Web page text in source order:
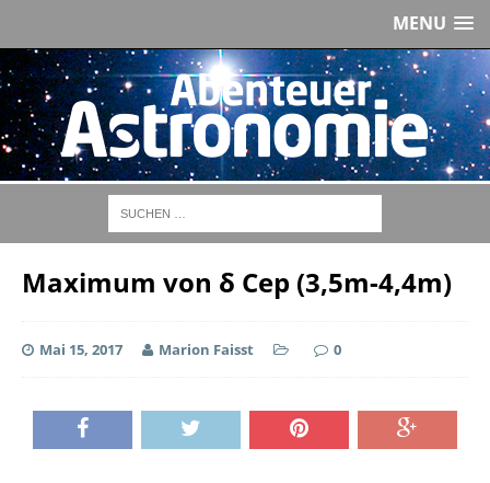
MENU
Maximum von δ Cep (3,5m-4,4m)
Mai 15, 2017 Marion Faisst 0